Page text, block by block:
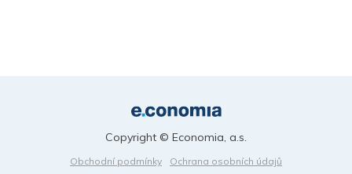
Obchodní podmínky
Ochrana osobních údajů
Copyright © Economia, a.s.